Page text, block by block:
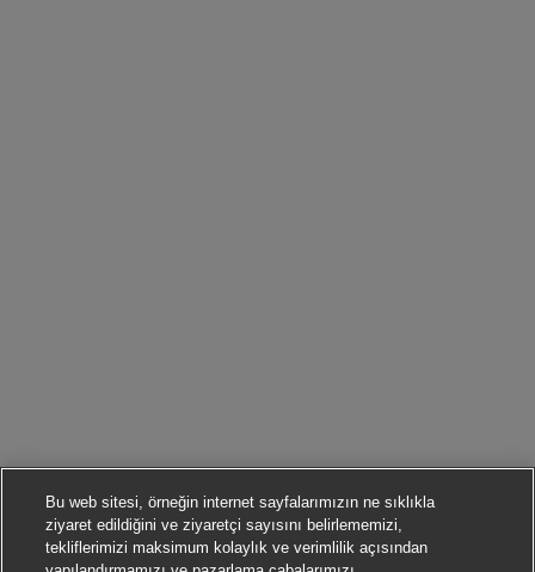
Bu web sitesi, örneğin internet sayfalarımızın ne sıklıkla
ziyaret edildiğini ve ziyaretçi sayısını belirlememizi,
tekliflerimizi maksimum kolaylık ve verimlilik açısından